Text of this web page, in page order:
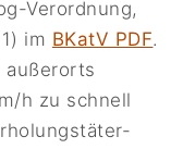
Verordnung,
im BKatV PDF.
außerorts
h zu schnell